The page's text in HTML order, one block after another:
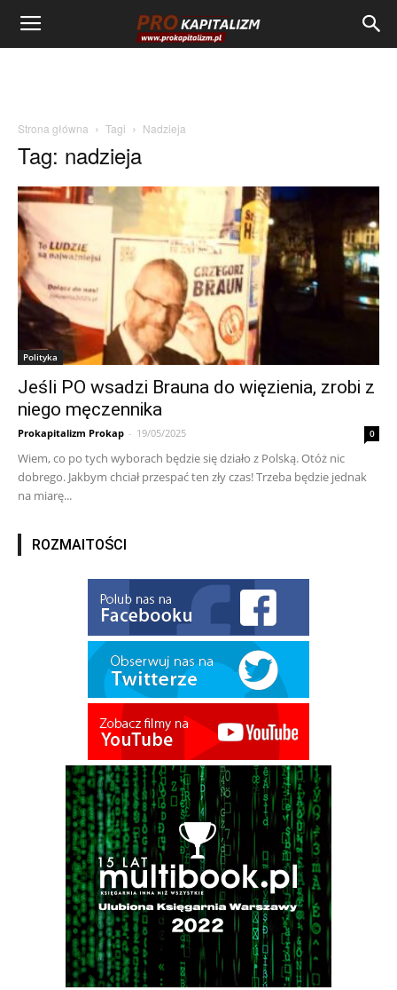
Strona główna Tagi Nadzieja
Tag: nadzieja
Polityka
Jeśli PO wsadzi Brauna do więzienia, zrobi z
niego męczennika
Prokapitalizm Prokap - 19/05/2025 0
Wiem, co po tych wyborach będzie się działo z Polską. Otóż nic
dobrego. Jakbym chciał przespać ten zły czas! Trzeba będzie jednak
na miarę...
ROZMAITOŚCI